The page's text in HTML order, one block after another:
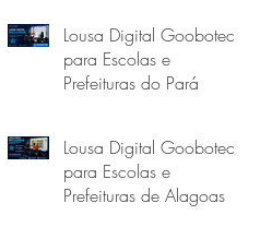
Lousa Digital Goobotech
para Escolas e
Prefeituras do Pará
Lousa Digital Goobotech
para Escolas e
Prefeituras de Alagoas